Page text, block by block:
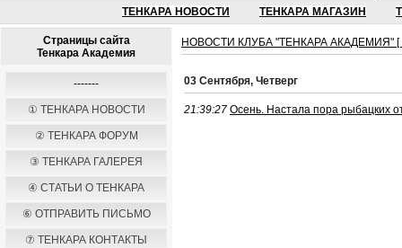
ТЕНКАРА НОВОСТИ ТЕНКАРА МАГАЗИН
Страницы сайта
Тенкара Академия
-------
① ТЕНКАРА НОВОСТИ
② ТЕНКАРА ФОРУМ
③ ТЕНКАРА ГАЛЕРЕЯ
④ СТАТЬИ О ТЕНКАРА
⑥ ОТПРАВИТЬ ПИСЬМО
⑦ ТЕНКАРА КОНТАКТЫ
НОВОСТИ КЛУБА "ТЕНКАРА АКАДЕМИЯ" [
03 Сентября, Четверг
21:39:27 Осень. Настала пора рыбацких